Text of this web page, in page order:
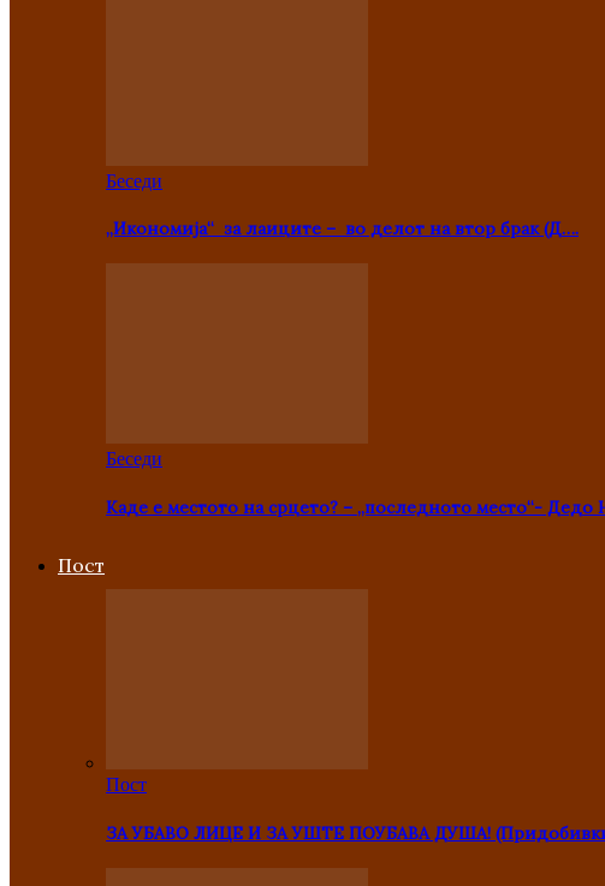
Беседи
„Икономија“ за лаиците – во делот на втор брак (Д….
Беседи
Каде е местото на срцето? – „последното место“- Дедо
Пост
Пост
ЗА УБАВО ЛИЦЕ И ЗА УШТЕ ПОУБАВА ДУША!